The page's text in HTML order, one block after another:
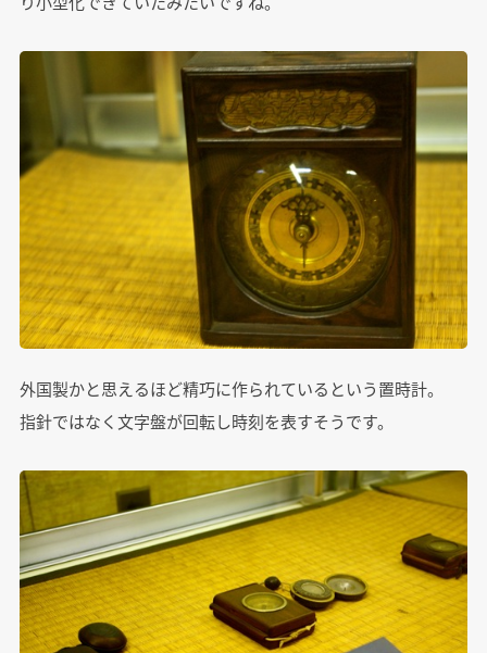
外国製かと思えるほど精巧に作られているという置時計。
指針ではなく文字盤が回転し時刻を表すそうです。